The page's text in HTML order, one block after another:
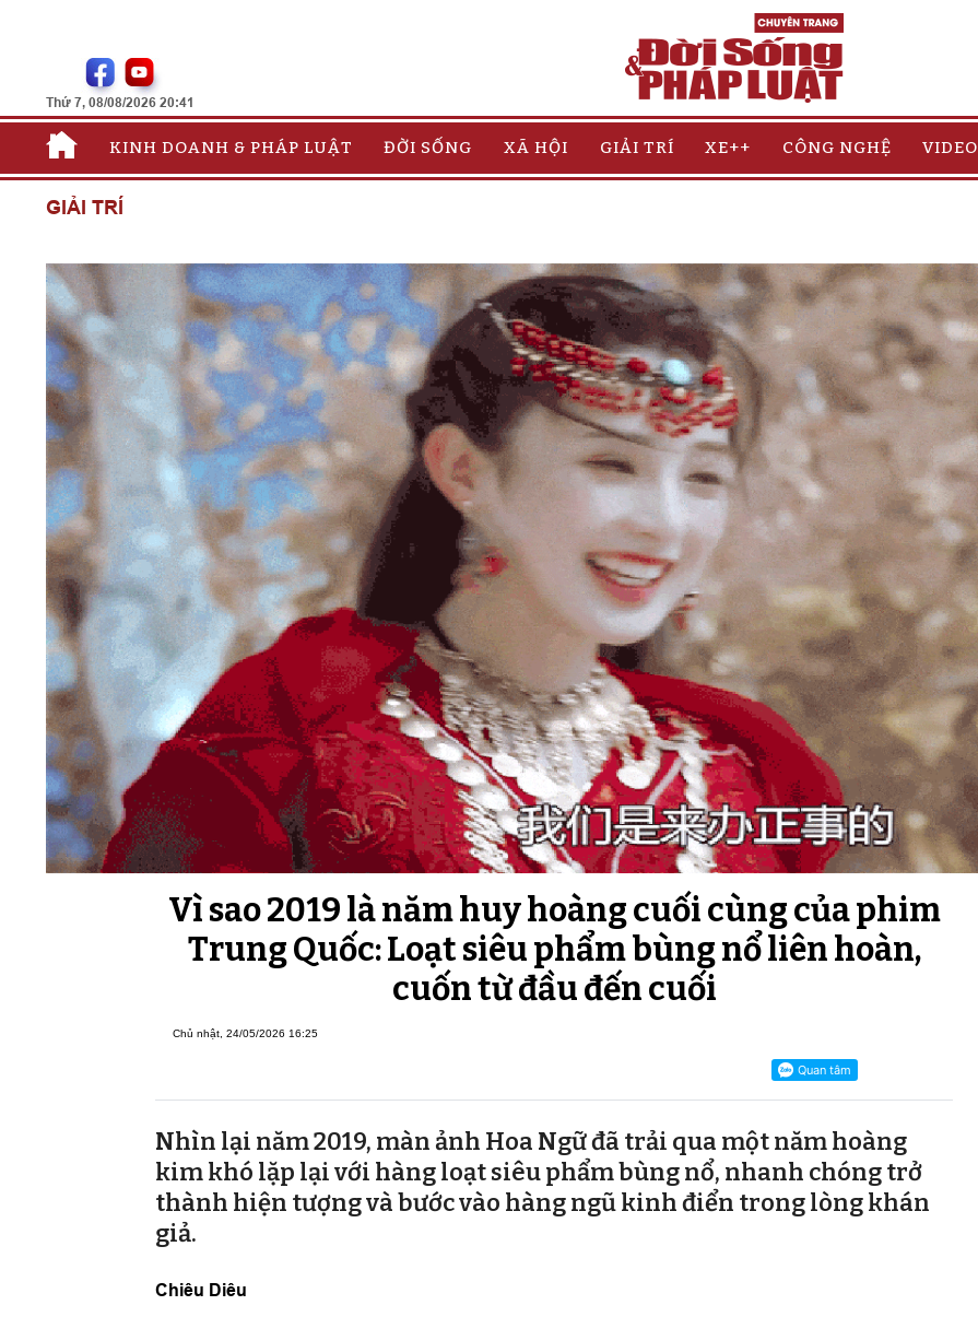
Thứ 7, 08/08/2026 20:41
KINH DOANH & PHÁP LUẬT ĐỜI SỐNG XÃ HỘI GIẢI TRÍ XE++ CÔNG NGHỆ VIDEO
GIẢI TRÍ
Vì sao 2019 là năm huy hoàng cuối cùng của phim
Trung Quốc: Loạt siêu phẩm bùng nổ liên hoàn,
cuốn từ đầu đến cuối
Chủ nhật, 24/05/2026 16:25
Nhìn lại năm 2019, màn ảnh Hoa Ngữ đã trải qua một năm hoàng
kim khó lặp lại với hàng loạt siêu phẩm bùng nổ, nhanh chóng trở
thành hiện tượng và bước vào hàng ngũ kinh điển trong lòng khán
giả.
Chiêu Diêu